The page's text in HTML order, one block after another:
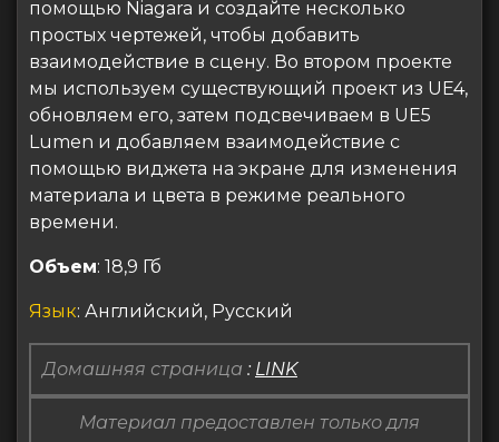
помощью Niagara и создайте несколько
простых чертежей, чтобы добавить
взаимодействие в сцену. Во втором проекте
мы используем существующий проект из UE4,
обновляем его, затем подсвечиваем в UE5
Lumen и добавляем взаимодействие с
помощью виджета на экране для изменения
материала и цвета в режиме реального
времени.
Объем: 18,9 Гб
Язык: Английский, Русский
Домашняя страница : LINK
Материал предоставлен только для